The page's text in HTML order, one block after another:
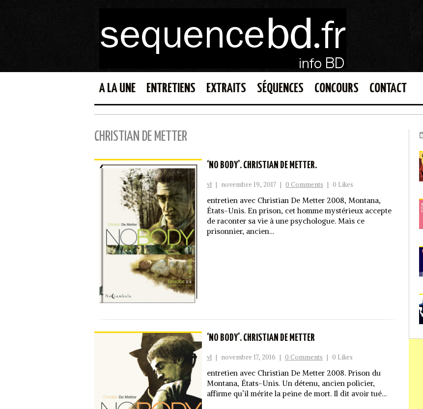
A LA UNE ENTRETIENS EXTRAITS SÉQUENCES CONCOURS CONTACT
CHRISTIAN DE METTER
‘NO BODY’. CHRISTIAN DE METTER.
vl | novembre 19, 2017 | 0 Comments | 0 Likes
entretien avec Christian De Metter 2008, Montana,
États-Unis. En prison, cet homme mystérieux accepte
de raconter sa vie à une psychologue. Mais ce
prisonnier, ancien…
‘NO BODY’. CHRISTIAN DE METTER
vl | novembre 17, 2016 | 0 Comments | 0 Likes
entretien avec Christian De Metter 2008. Prison du
Montana, États-Unis. Un détenu, ancien policier,
affirme qu’il mérite la peine de mort. Il dit avoir tué…